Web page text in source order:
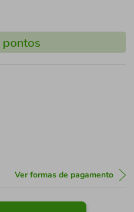
pontos
Ver formas de pagamento